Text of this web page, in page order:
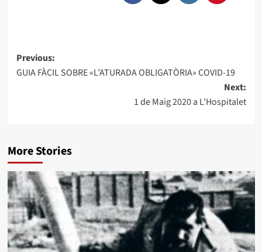
Previous:
GUIA FÀCIL SOBRE «L’ATURADA OBLIGATÒRIA» COVID-19
Next:
1 de Maig 2020 a L’Hospitalet
More Stories